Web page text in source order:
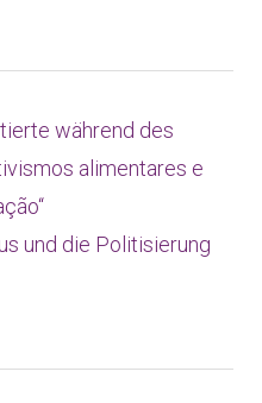
während des
alimentares e
und die Politisierung